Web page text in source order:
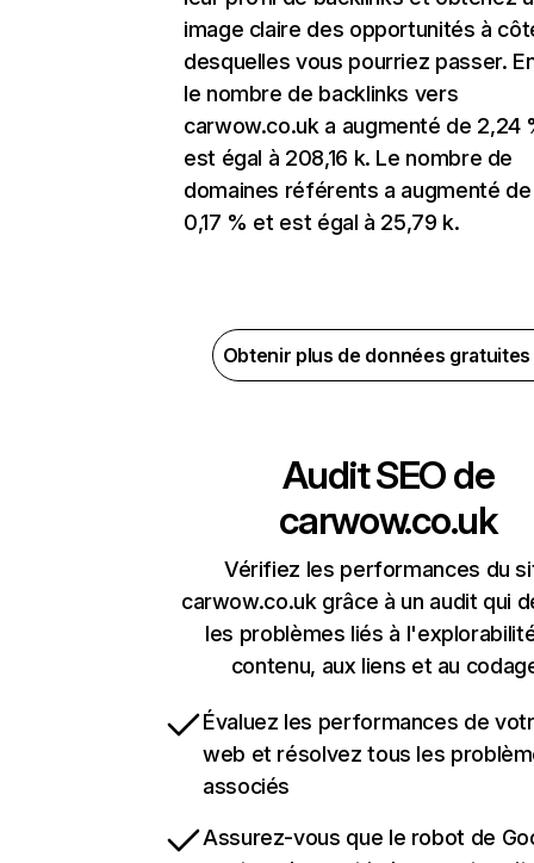
image claire des opportunités à
desquelles vous pourriez passer.
le nombre de backlinks vers
carwow.co.uk a augmenté de 2,24
est égal à 208,16 k. Le nombre de
domaines référents a augmenté de
0,17 % et est égal à 25,79 k.
Obtenir plus de données
Audit SEO de
carwow.co.uk
Vérifiez les performances du
carwow.co.uk grâce à un audit qui
les problèmes liés à
contenu, aux liens et au
Évaluez les performances de
web et résolvez tous les
associés
Assurez-vous que le robot de